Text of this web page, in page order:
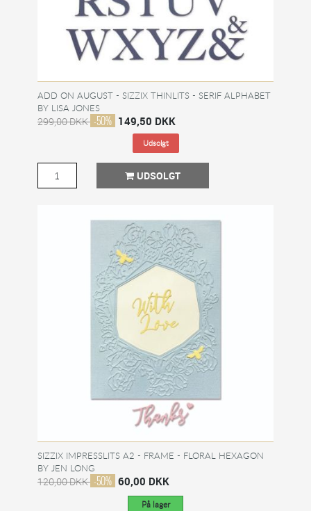
ADD ON AUGUST - SIZZIX THINLITS - SERIF ALPHABET
BY LISA JONES
299,00 DKK -50% 149,50 DKK
Udsolgt
UDSOLGT
SIZZIX IMPRESSLITS A2 - FRAME - FLORAL HEXAGON
BY JEN LONG
120,00 DKK -50% 60,00 DKK
På lager